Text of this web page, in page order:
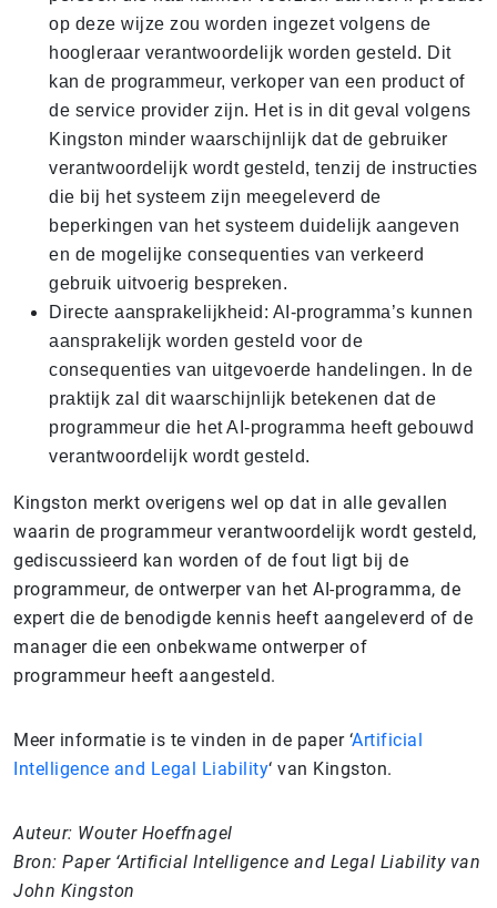
op deze wijze zou worden ingezet volgens de
hoogleraar verantwoordelijk worden gesteld. Dit
kan de programmeur, verkoper van een product of
de service provider zijn. Het is in dit geval volgens
Kingston minder waarschijnlijk dat de gebruiker
verantwoordelijk wordt gesteld, tenzij de instructies
die bij het systeem zijn meegeleverd de
beperkingen van het systeem duidelijk aangeven
en de mogelijke consequenties van verkeerd
gebruik uitvoerig bespreken.
Directe aansprakelijkheid: AI-programma’s kunnen
aansprakelijk worden gesteld voor de
consequenties van uitgevoerde handelingen. In de
praktijk zal dit waarschijnlijk betekenen dat de
programmeur die het AI-programma heeft gebouwd
verantwoordelijk wordt gesteld.
Kingston merkt overigens wel op dat in alle gevallen
waarin de programmeur verantwoordelijk wordt gesteld,
gediscussieerd kan worden of de fout ligt bij de
programmeur, de ontwerper van het AI-programma, de
expert die de benodigde kennis heeft aangeleverd of de
manager die een onbekwame ontwerper of
programmeur heeft aangesteld.
Meer informatie is te vinden in de paper ‘Artificial
Intelligence and Legal Liability‘ van Kingston.
Auteur: Wouter Hoeffnagel
Bron: Paper ‘Artificial Intelligence and Legal Liability van
John Kingston